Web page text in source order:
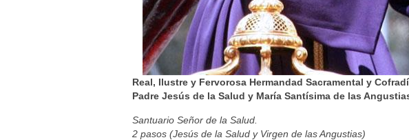
Real, Ilustre y Fervorosa Hermandad Sacramental y
Padre Jesús de la Salud y María Santísima de las
Santuario Señor de la Salud.
2 pasos (Jesús de la Salud y Virgen de las Angustias)